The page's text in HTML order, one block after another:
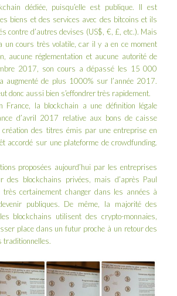
dédiée, puisqu’elle est publique. Il est
biens et des services avec des bitcoins et ils
contre d’autres devises (US$, €, £, etc.). Mais
un cours très volatile, car il y a en ce moment
aucune réglementation et aucune autorité de
2017, son cours a dépassé les 15 000
augmenté de plus 1000% sur l’année 2017.
donc aussi bien s’effondrer très rapidement.
France, la blockchain a une définition légale
d’avril 2017 relative aux bons de caisse
des titres émis par une entreprise en
accordé sur une plateforme de crowdfunding.
proposées aujourd’hui par les entreprises
des blockchains privées, mais d’après Paul
très certainement changer dans les années à
publiques. De même, la majorité des
blockchains utilisent des crypto-monnaies,
place dans un futur proche à un retour des
traditionnelles.